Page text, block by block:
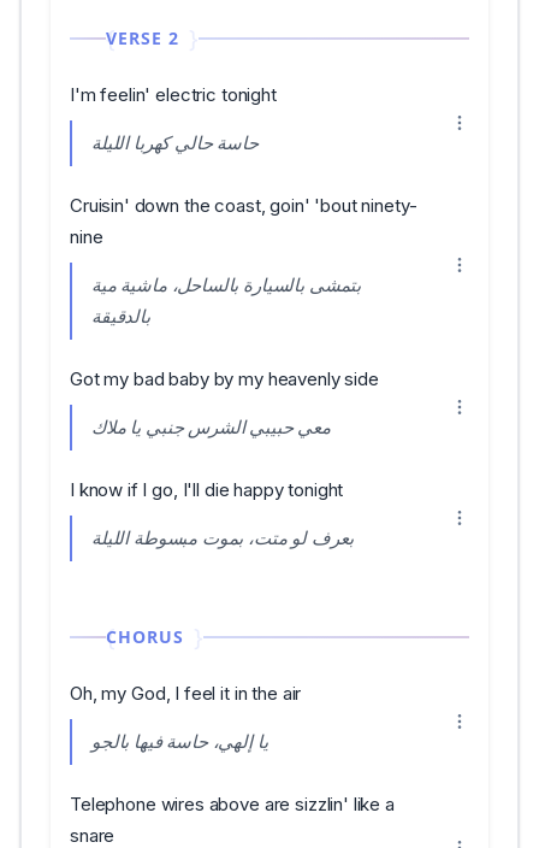
VERSE 2
I'm feelin' electric tonight
حاسة حالي كهربا الليلة
Cruisin' down the coast, goin' 'bout ninety-
nine
بتمشى بالسيارة بالساحل، ماشية مية
بالدقيقة
Got my bad baby by my heavenly side
معي حبيبي الشرس جنبي يا ملاك
I know if I go, I'll die happy tonight
بعرف لو متت، بموت مبسوطة الليلة
CHORUS
Oh, my God, I feel it in the air
يا إلهي، حاسة فيها بالجو
Telephone wires above are sizzlin' like a
snare